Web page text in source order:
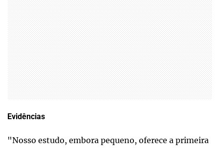
Evidências
"Nosso estudo, embora pequeno, oferece a primeira